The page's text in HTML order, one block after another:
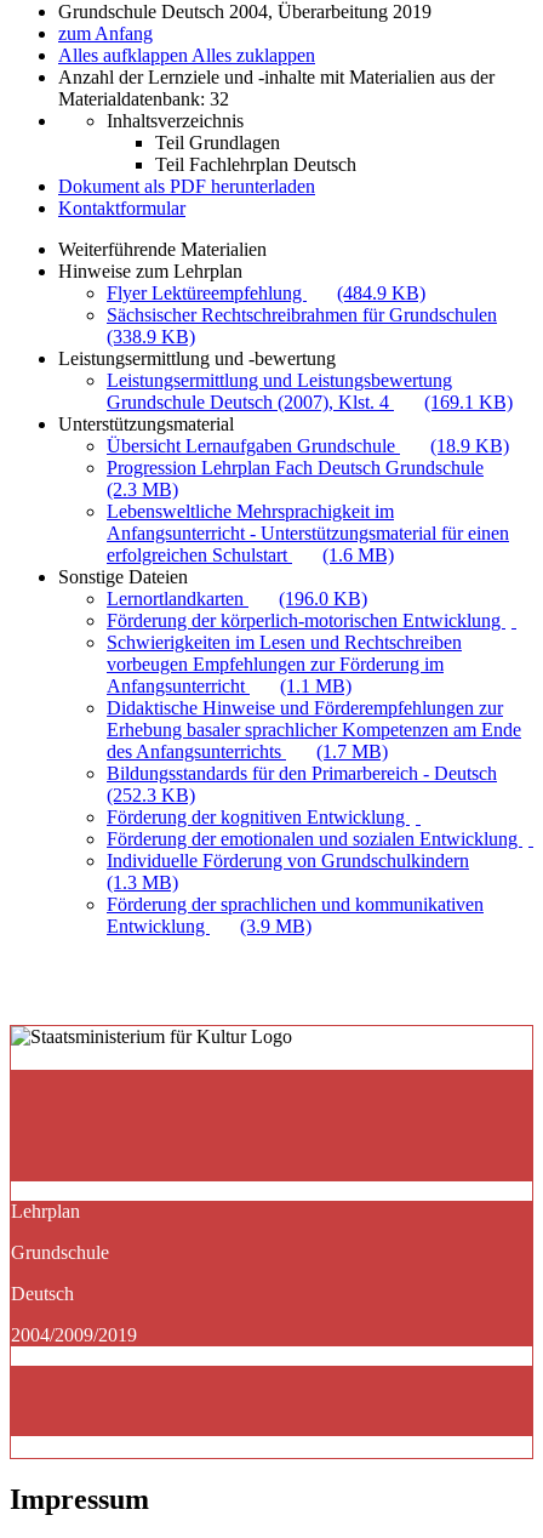
Grundschule Deutsch 2004, Überarbeitung 2019
zum Anfang
Alles aufklappen Alles zuklappen
Anzahl der Lernziele und -inhalte mit Materialien aus der
Materialdatenbank: 32
Inhaltsverzeichnis
Teil Grundlagen
Teil Fachlehrplan Deutsch
Dokument als PDF herunterladen
Kontaktformular
Weiterführende Materialien
Hinweise zum Lehrplan
Flyer Lektüreempfehlung
(484.9 KB)
Sächsischer Rechtschreibrahmen für Grundschulen
(338.9 KB)
Leistungsermittlung und -bewertung
Leistungsermittlung und Leistungsbewertung
Grundschule Deutsch (2007), Klst. 4
(169.1 KB)
Unterstützungsmaterial
Übersicht Lernaufgaben Grundschule
(18.9 KB)
Progression Lehrplan Fach Deutsch Grundschule
(2.3 MB)
Lebensweltliche Mehrsprachigkeit im
Anfangsunterricht - Unterstützungsmaterial für einen
erfolgreichen Schulstart
(1.6 MB)
Sonstige Dateien
Lernortlandkarten
(196.0 KB)
Förderung der körperlich-motorischen Entwicklung
Schwierigkeiten im Lesen und Rechtschreiben
vorbeugen Empfehlungen zur Förderung im
Anfangsunterricht
(1.1 MB)
Didaktische Hinweise und Förderempfehlungen zur
Erhebung basaler sprachlicher Kompetenzen am Ende
des Anfangsunterrichts
(1.7 MB)
Bildungsstandards für den Primarbereich - Deutsch
(252.3 KB)
Förderung der kognitiven Entwicklung
Förderung der emotionalen und sozialen Entwicklung
Individuelle Förderung von Grundschulkindern
(1.3 MB)
Förderung der sprachlichen und kommunikativen
Entwicklung
(3.9 MB)
Lehrplan
Grundschule
Deutsch
2004/2009/2019
Impressum